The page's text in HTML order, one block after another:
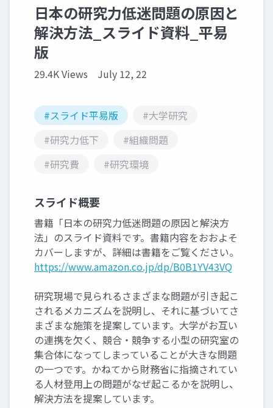
日本の研究力低迷問題の原因と
解決方法_スライド資料_平易
版
29.4K Views July 12, 22
#スライド平易版
#大学研究
#研究力低下
#組織問題
#研究費
#研究環境
スライド概要
書籍「日本の研究力低迷問題の原因と解決方
法」のスライド資料です。書籍内容をおおよそ
カバーしますが、詳細は書籍をご覧ください。
https://www.amazon.co.jp/dp/B0B1YV43VQ
研究現場で見られるさまざまな問題が引き起こ
されるメカニズムを説明し、それに基づいてさ
まざまな施策を提案しています。大学がお互い
の連携を欠く、競合・競争する小型の研究室の
集合体になってしまっていることが大きな問題
の一つです。かねてから財務省に指摘されてい
る人材登用上の問題がなぜ起こるかを説明し、
解決方法を提案しています。